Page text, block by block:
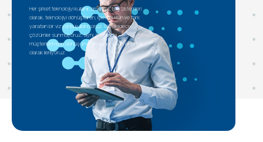
Her şirket teknolojiyi kullanır, ama YAZ Bilgi Sistemleri
olarak, teknolojiyi dönüştüren, işlevsel kılan ve fark
yaratan bir vizyonla kullanıyoruz. Biz, sadece
çözümler sunmuyoruz, aynı zamanda
müşterilerimizin dönüşüm yolculuğunda birer ortak
olarak ilerliyoruz.